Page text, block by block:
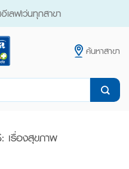
เลฟเว่นทุกสาขา
ค้นหาสาขา
เรื่องสุขภาพ